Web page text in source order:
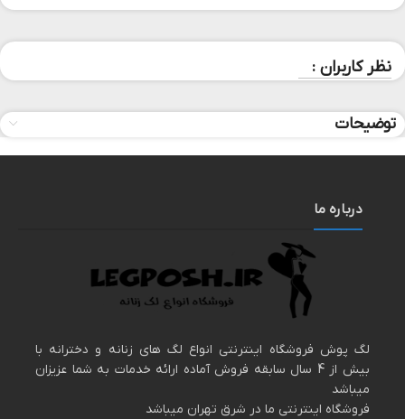
نظر کاربران :
توضیحات
درباره ما
لگ پوش فروشگاه اینترنتی انواع لگ های زنانه و دخترانه با
بیش از 4 سال سابقه فروش آماده ارائه خدمات به شما عزیزان
میباشد
فروشگاه اینترنتی ما در شرق تهران میباشد